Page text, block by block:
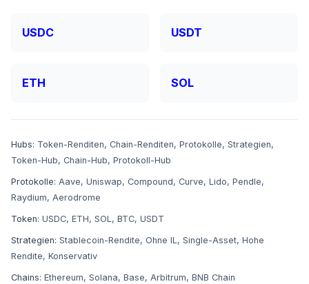
USDC USDT
ETH SOL
Hubs: Token-Renditen, Chain-Renditen, Protokolle, Strategien,
Token-Hub, Chain-Hub, Protokoll-Hub
Protokolle: Aave, Uniswap, Compound, Curve, Lido, Pendle,
Raydium, Aerodrome
Token: USDC, ETH, SOL, BTC, USDT
Strategien: Stablecoin-Rendite, Ohne IL, Single-Asset, Hohe
Rendite, Konservativ
Chains: Ethereum, Solana, Base, Arbitrum, BNB Chain